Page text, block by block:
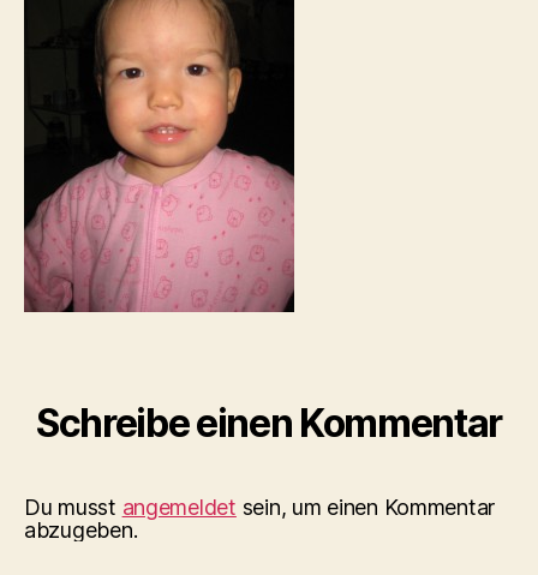
Schreibe einen Kommentar
Du musst angemeldet sein, um einen Kommentar
abzugeben.